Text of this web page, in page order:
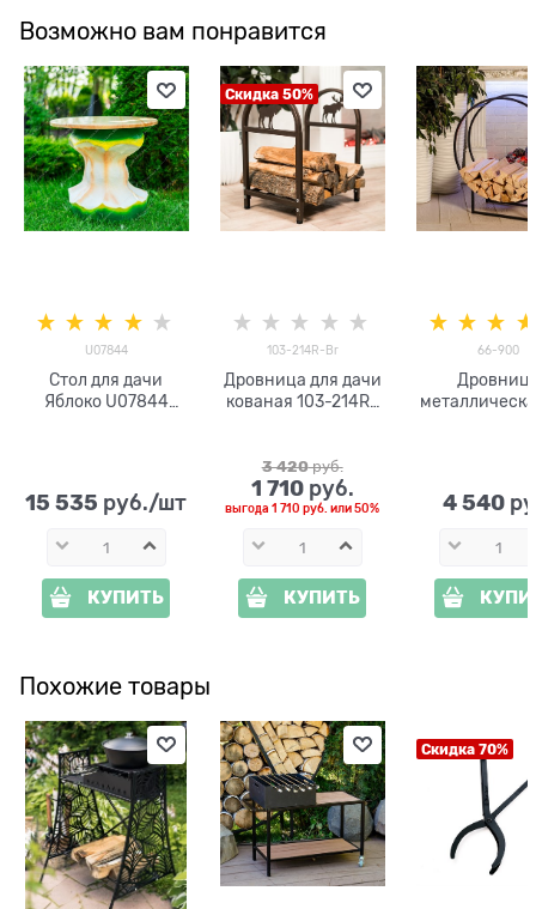
Возможно вам понравится
U07844
Стол для дачи
Яблоко U07844
15 535 руб./шт
КУПИТЬ
Скидка 50%
103-214R-Br
Дровница для дачи
кованая 103-214R-
3 420 руб.
1 710 руб.
выгода1 710 руб. или50%
КУПИТЬ
66-900
4 540
Похожие товары
Скидка 70%